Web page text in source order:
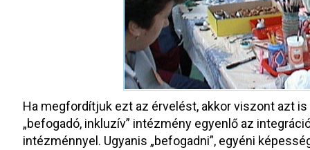
Ha megfordítjuk ezt az érvelést, akkor viszont azt
„befogadó, inkluzív” intézmény egyenlő az
intézménnyel. Ugyanis „befogadni”, egyéni